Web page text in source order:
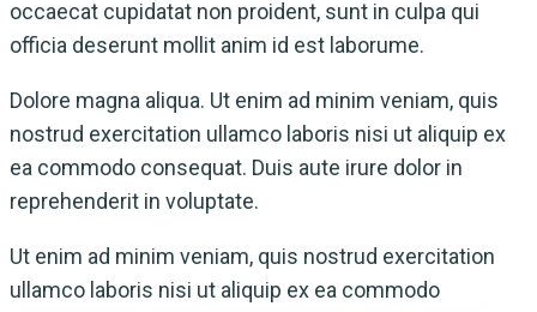
occaecat cupidatat non proident, sunt in culpa qui
officia deserunt mollit anim id est laborume.
Dolore magna aliqua. Ut enim ad minim veniam, quis
nostrud exercitation ullamco laboris nisi ut aliquip ex
ea commodo consequat. Duis aute irure dolor in
reprehenderit in voluptate.
Ut enim ad minim veniam, quis nostrud exercitation
ullamco laboris nisi ut aliquip ex ea commodo